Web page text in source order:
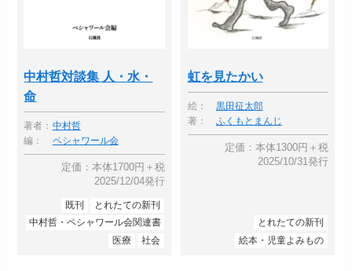
中村哲対談集 人・水・
命
著者： 中村哲
編：
ペシャワール会
定価：本体1700円＋税
2025/12/04発行
既刊
とれたての新刊
中村哲・ペシャワール会関連書
医療
社会
虹を見たかい
絵：
黒田征太郎
著：
ふくもとまんじ
定価：本体1300円＋税
2025/10/31発行
とれたての新刊
絵本・児童よみもの